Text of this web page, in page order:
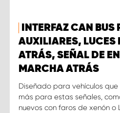
INTERFAZ CAN BUS
AUXILIARES, LUCES
ATRÁS, SEÑAL DE
MARCHA ATRÁS
Diseñado para vehículos que
más para estas señales,
nuevos con faros de xenón o